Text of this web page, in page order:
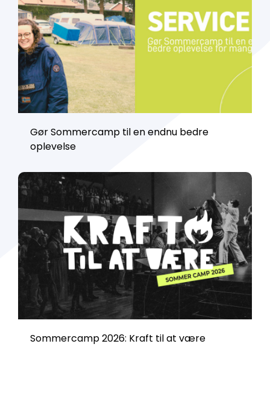
Gør Sommercamp til en endnu bedre
oplevelse
Sommercamp 2026: Kraft til at være